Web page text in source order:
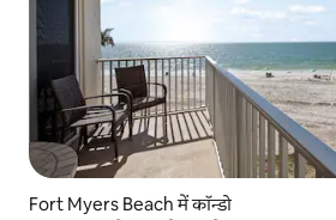
Fort Myers Beach में कॉन्डो